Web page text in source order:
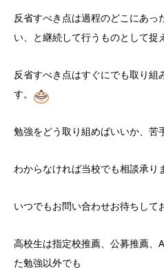
反省すべき点は過程のどこにあっ
い、と継続して行うものとして捉
反省すべき点はすぐにでも取り組
す。
勉強をどう取り組めばいいか、苦
わからなければ当校でも相談承り
いつでもお問い合わせお待ちして
高校生は指定校推薦、公募推薦、
た勉強以外でも